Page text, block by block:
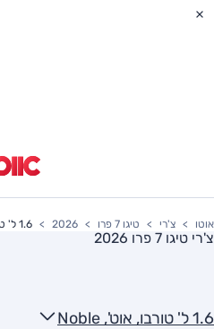
אוטו צ'רי טיגו 7 פרו 2026 1.6 ל' טורבו, אוט', Noble
צ'רי טיגו 7 פרו 2026
1.6 ל' טורבו, אוט', Noble